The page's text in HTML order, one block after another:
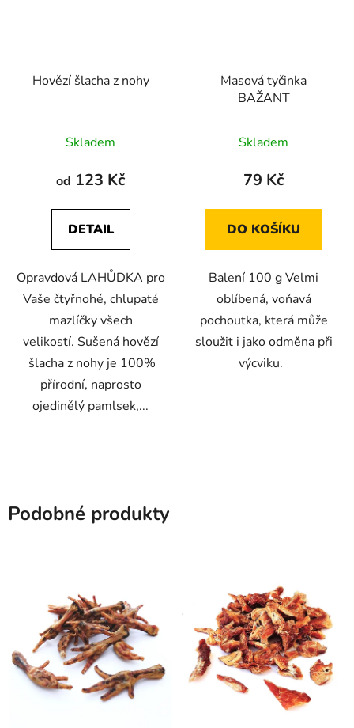
Hovězí šlacha z nohy
hodnocení
produktu
4,8
z
hvězdiček.
Skladem
od 123 Kč
DETAIL
Opravdová LAHŮDKA pro
Vaše čtyřnohé, chlupaté
mazlíčky všech
velikostí. Sušená hovězí
šlacha z nohy je 100%
přírodní, naprosto
ojedinělý pamlsek,...
Masová tyčinka
BAŽANT
hodnocení
produktu
5,0
z
hvězdiček.
Skladem
79 Kč
DO KOŠÍKU
Balení 100 g Velmi
oblíbená, voňavá
pochoutka, která může
sloužit i jako odměna při
výcviku.
Podobné produkty